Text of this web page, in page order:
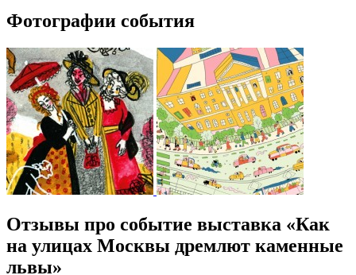
Фотографии события
Отзывы про событие выставка «Как
на улицах Москвы дремлют каменные
львы»